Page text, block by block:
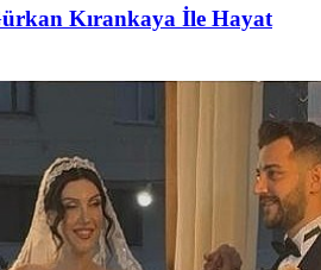
Kırankaya İle Hayat